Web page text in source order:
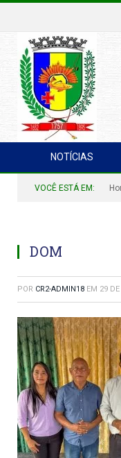
NOTÍCIAS
VOCÊ ESTÁ EM:
DOM
POR CR2-ADMIN18 EM 29